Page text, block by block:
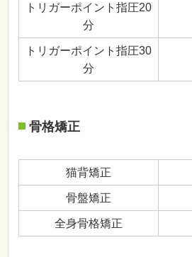
トリガーポイント指圧20
分
トリガーポイント指圧30
分
骨格矯正
猫背矯正
骨盤矯正
全身骨格矯正